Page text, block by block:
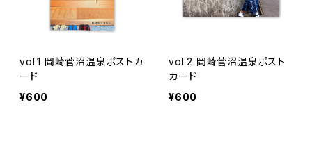
vol.1 岡崎菅沼温泉ポストカ
ード
¥600
vol.2 岡崎菅沼温泉ポスト
カード
¥600